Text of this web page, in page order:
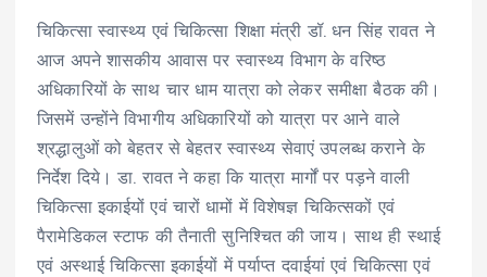
चिकित्सा स्वास्थ्य एवं चिकित्सा शिक्षा मंत्री डॉ. धन सिंह रावत ने
आज अपने शासकीय आवास पर स्वास्थ्य विभाग के वरिष्ठ
अधिकारियों के साथ चार धाम यात्रा को लेकर समीक्षा बैठक की।
जिसमें उन्होंने विभागीय अधिकारियों को यात्रा पर आने वाले
श्रद्धालुओं को बेहतर से बेहतर स्वास्थ्य सेवाएं उपलब्ध कराने के
निर्देश दिये। डा. रावत ने कहा कि यात्रा मार्गों पर पड़ने वाली
चिकित्सा इकाईयों एवं चारों धामों में विशेषज्ञ चिकित्सकों एवं
पैरामेडिकल स्टाफ की तैनाती सुनिश्चित की जाय। साथ ही स्थाई
एवं अस्थाई चिकित्सा इकाईयों में पर्याप्त दवाईयां एवं चिकित्सा एवं